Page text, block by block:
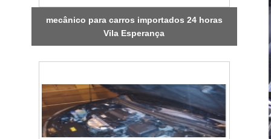
mecânico para carros importados 24 horas
Vila Esperança